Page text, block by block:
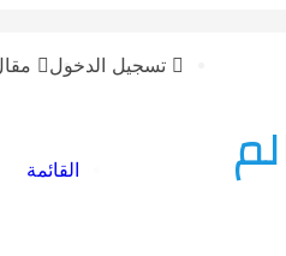
تسجيل الدخول
القائمة